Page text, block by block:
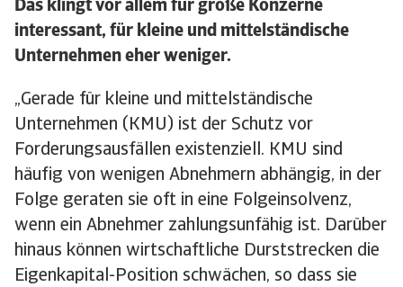
Das klingt vor allem für große Konzerne
interessant, für kleine und mittelständische
Unternehmen eher weniger.
„Gerade für kleine und mittelständische
Unternehmen (KMU) ist der Schutz vor
Forderungsausfällen existenziell. KMU sind
häufig von wenigen Abnehmern abhängig, in der
Folge geraten sie oft in eine Folgeinsolvenz,
wenn ein Abnehmer zahlungsunfähig ist. Darüber
hinaus können wirtschaftliche Durststrecken die
Eigenkapital-Position schwächen, so dass sie